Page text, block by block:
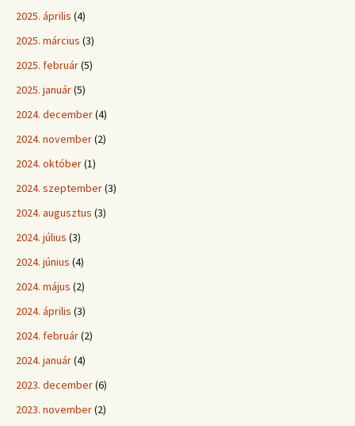
2025. április (4)
2025. március (3)
2025. február(5)
2025. január(5)
2024. december(4)
2024. november(2)
2024. október(1)
2024. szeptember(3)
2024. augusztus (3)
2024. július (3)
2024. június (4)
2024. május (2)
2024. április (3)
2024. február(2)
2024. január(4)
2023. december(6)
2023. november(2)